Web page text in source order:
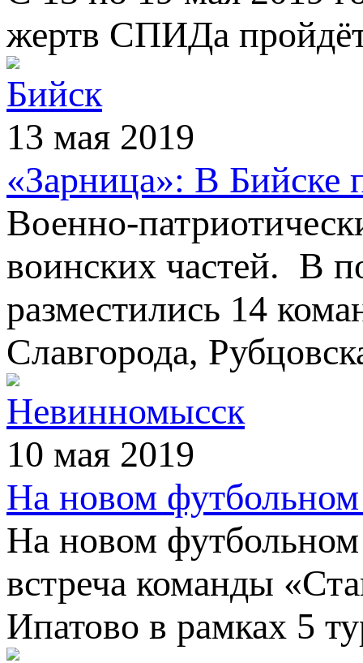
жертв СПИДа
Бийск
13 мая 2019
«Зарница»: В Бийске
Военно-
воинских частей. В
разместились 14
Славгорода,
Невинномысск
10 мая 2019
На новом
На новом
встреча команды
Ипатово в рамках 5